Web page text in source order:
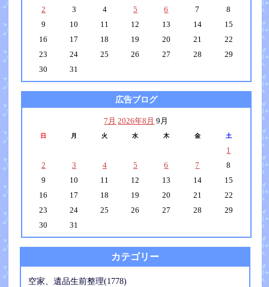
2
3 4 5 6 7
8
9
10 11 12 13 14
15
16
17 18 19 20 21
22
23
24 25 26 27 28
29
30
31
広告ブログ
7月 2026年8月 9月
日 月 火 水 木 金 土
1
2
3 4 5 6 7
8
9
10 11 12 13 14
15
16
17 18 19 20 21
22
23
24 25 26 27 28
29
30
31
カテゴリー
空家、遺品生前整理(1778)